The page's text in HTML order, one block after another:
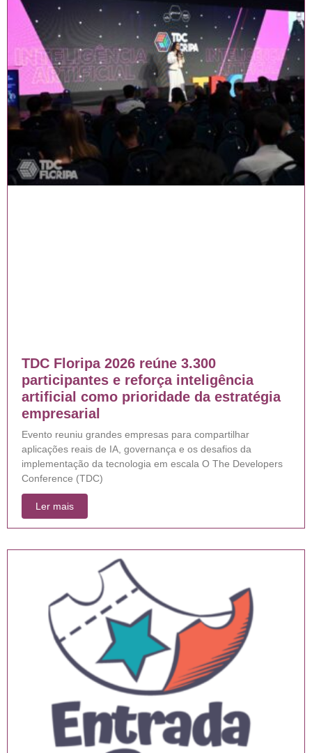
TDC Floripa 2026 reúne 3.300
participantes e reforça inteligência
artificial como prioridade da estratégia
empresarial
Evento reuniu grandes empresas para compartilhar
aplicações reais de IA, governança e os desafios da
implementação da tecnologia em escala O The Developers
Conference (TDC)
Ler mais